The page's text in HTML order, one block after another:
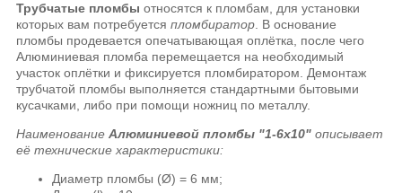
Трубчатые пломбыотносятся к пломбам, для установки
которых вам потребуетсяпломбиратор. В основание
пломбы продевается опечатывающая оплётка, после чего
Алюминиевая пломба перемещается на необходимый
участок оплётки и фиксируется пломбиратором. Демонтаж
трубчатой пломбы выполняется стандартными бытовыми
кусачками, либо при помощи ножниц по металлу.
НаименованиеАлюминиевой пломбы "1-6x10" описывает
её технические характеристики:
Диаметр пломбы (Ø) = 6 мм;